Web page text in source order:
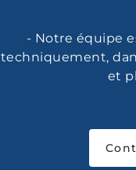
- Notre équipe
techniquement,
et